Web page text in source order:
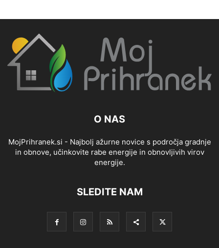
O NAS
MojPrihranek.si - Najbolj ažurne novice s področja gradnje
in obnove, učinkovite rabe energije in obnovljivih virov
energije.
SLEDITE NAM